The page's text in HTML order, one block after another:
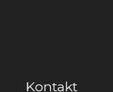
Kontakt